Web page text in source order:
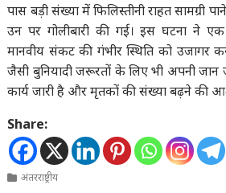
पास बड़ी संख्या में फिलिस्तीनी राहत सामग्री
उन पर गोलीबारी की गई। इस घटना ने एक
मानवीय संकट की गंभीर स्थिति को उजागर
जैसी बुनियादी जरूरतों के लिए भी अपनी जान
कार्य जारी है और मृतकों की संख्या बढ़ने की
Share:
अंतरराष्ट्रीय